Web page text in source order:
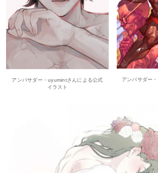
アンバサダー・uyumintさんによる公式
イラスト
アンバサダー